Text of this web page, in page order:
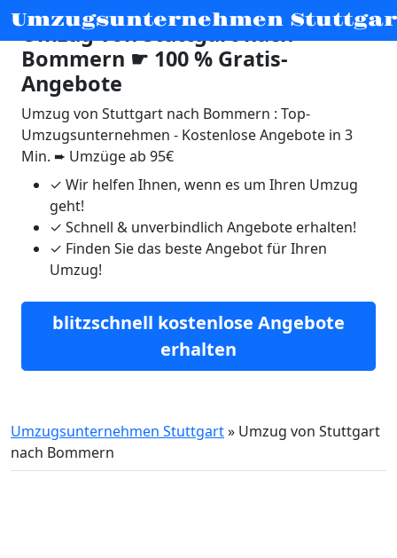
Umzugsunternehmen
Umzug von Stuttgart nach
Bommern ☛ 100 % Gratis-
Angebote
Umzug von Stuttgart nach Bommern : Top-
Umzugsunternehmen - Kostenlose Angebote in 3
Min. ➨ Umzüge ab 95€
✓ Wir helfen Ihnen, wenn es um Ihren Umzug
geht!
✓ Schnell & unverbindlich Angebote erhalten!
✓ Finden Sie das beste Angebot für Ihren
Umzug!
blitzschnell kostenlose Angebote
erhalten
Umzugsunternehmen Stuttgart» Umzug von Stuttgart
nach Bommern